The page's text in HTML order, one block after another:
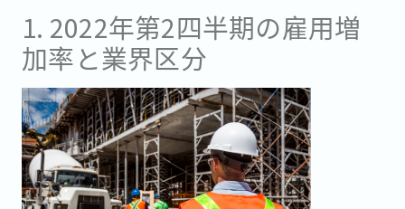
1. 2022年第2四半期の雇用増
加率と業界区分